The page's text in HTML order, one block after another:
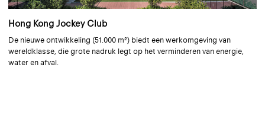
Reflectie 75% | Semi-transparant | Gemetalliseerd
849 Sølv
Semi-transparant
Hong Kong Jockey Club
De nieuwe ontwikkeling (51.000 m²) biedt een werkomgeving van
wereldklasse, die grote nadruk legt op het verminderen van energie,
water en afval.